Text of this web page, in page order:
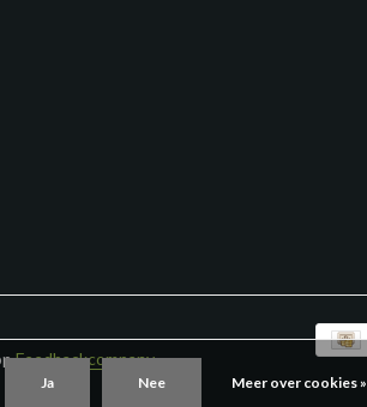
Feedbackcompany
Ja Nee Meer over cookies »